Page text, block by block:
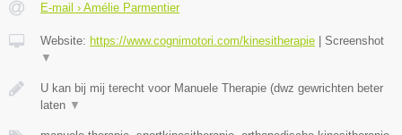
E-mail › Amélie Parmentier
Website: https://www.cognimotori.com/kinesitherapie
Screenshot
▼
U kan bij mij terecht voor Manuele Therapie (dwz gewrichten beter
laten ▼